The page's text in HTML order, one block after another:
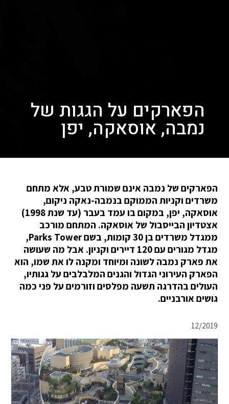
הפארקים על הגגות של
נמבה, אוסאקה, יפן
הפארקים של נמבה אינם שמורת טבע, אלא מתחם
משרדים וקניות הממוקם בנמבה-נאקה ניקום,
אוסאקה, יפן, במקום בו עמד בעבר (עד שנת 1998)
אצטדיון הבייסבול של אוסאקה. המתחם מורכב
ממגדל משרדים בן 30 קומות, בשם Parks Tower,
מגדל מגורים עם 120 דיירים וקניון. אבל מה שעושה
את פארק נמבה לשונה ומיוחד ומקנה לו את שמו, הוא
הפארק העירוני הגדול והגנים המלבלבים על גגותיו,
העולים בהדרגה תשעה מפלסים וזורמים על פני כמה
גושים אורבניים.
12/2019